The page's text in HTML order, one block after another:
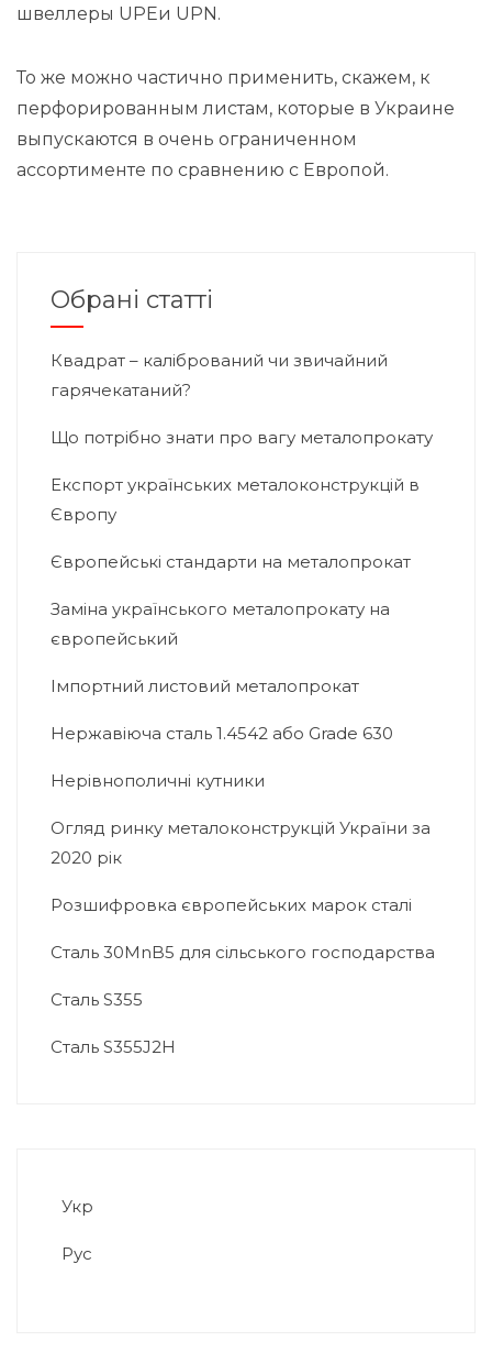
швеллеры UPEи UPN.
То же можно частично применить, скажем, к
перфорированным листам, которые в Украине
выпускаются в очень ограниченном
ассортименте по сравнению с Европой.
Обрані статті
Квадрат – калібрований чи звичайний
гарячекатаний?
Що потрібно знати про вагу металопрокату
Експорт українських металоконструкцій в
Європу
Європейські стандарти на металопрокат
Заміна українського металопрокату на
європейський
Імпортний листовий металопрокат
Нержавіюча сталь 1.4542 або Grade 630
Нерівнополичні кутники
Огляд ринку металоконструкцій України за
2020 рік
Розшифровка європейських марок сталі
Сталь 30MnB5 для сільського господарства
Сталь S355
Сталь S355J2H
Укр
Рус